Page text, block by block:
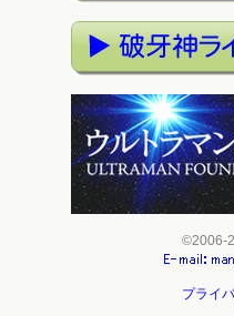
©2006-
プライ